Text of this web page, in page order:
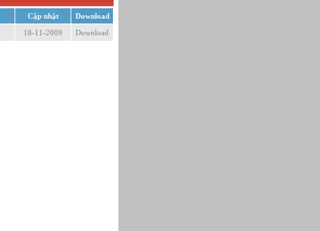
Cập nhật
Download
18-11-2009 Download